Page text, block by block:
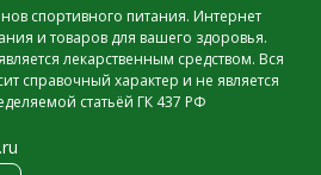
спортивного питания. Интернет
и товаров для вашего здоровья.
лекарственным средством. Вся
справочный характер и не является
статьёй ГК 437 РФ